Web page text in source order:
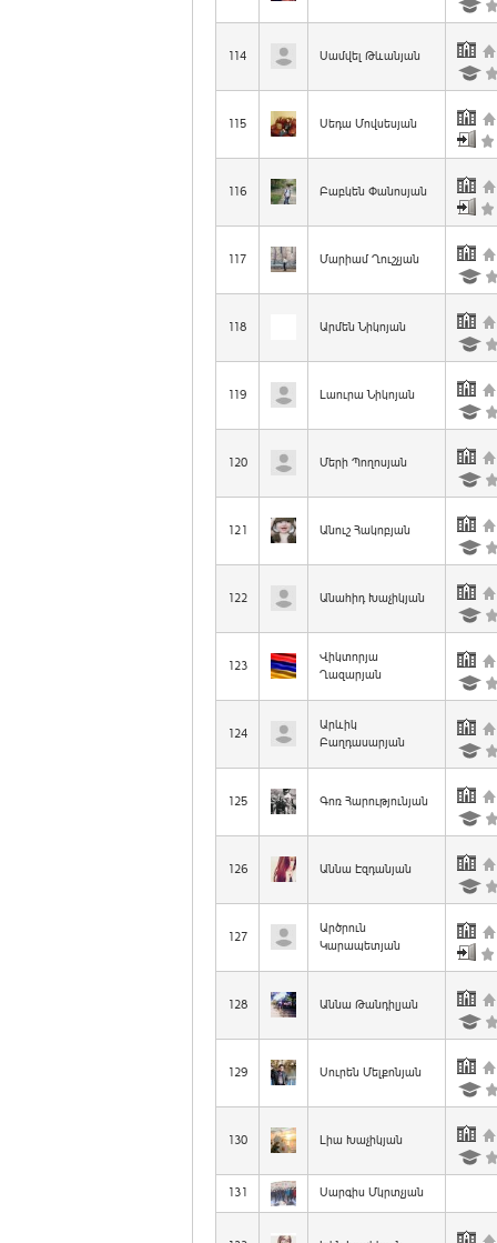
114 Սամվել Թևանյան
115 Սեդա Մովսեսյան
116 Բաբկեն Փանոսյան
117 Մարիամ Ղուշչյան
118 Արմեն Նիկոյան
119 Լաուրա Նիկոյան
120 Մերի Պողոսյան
121 Անուշ Հակոբյան
122 Անահիդ Խաչիկյան
123
Վիկտորյա
Ղազարյան
124
Արևիկ
Բաղդասարյան
125 Գոռ Հարությունյան
126 Աննա Էզդանյան
127
Արծրուն
Կարապետյան
128 Աննա Թանդիլյան
129 Սուրեն Մելքոնյան
130 Լիա Խաչիկյան
131 Սարգիս Մկրտչյան